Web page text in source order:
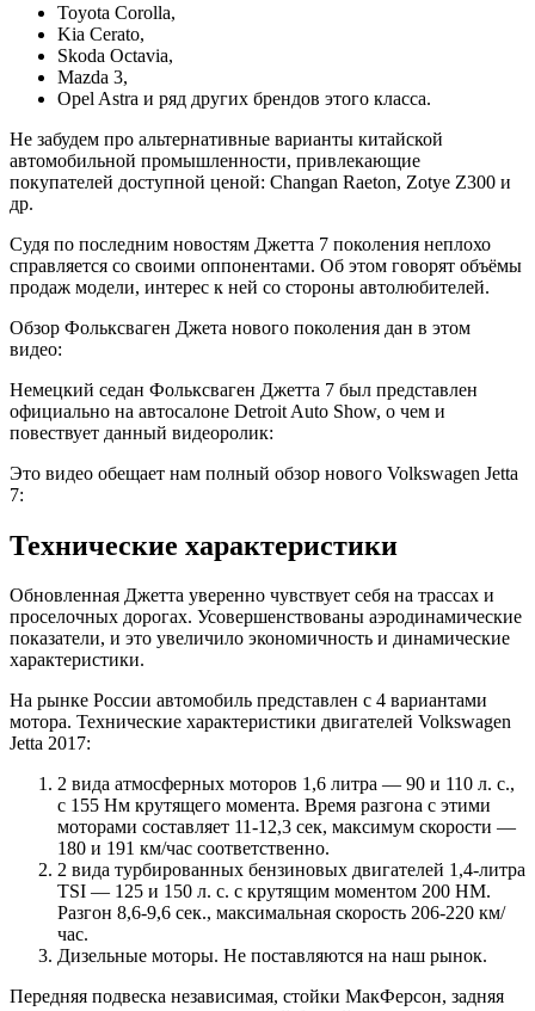
Toyota Corolla,
Kia Cerato,
Skoda Octavia,
Mazda 3,
Opel Astra и ряд других брендов этого класса.
Не забудем про альтернативные варианты китайской
автомобильной промышленности, привлекающие
покупателей доступной ценой: Changan Raeton, Zotye Z300 и
др.
Судя по последним новостям Джетта 7 поколения неплохо
справляется со своими оппонентами. Об этом говорят объёмы
продаж модели, интерес к ней со стороны автолюбителей.
Обзор Фольксваген Джета нового поколения дан в этом
видео:
Немецкий седан Фольксваген Джетта 7 был представлен
официально на автосалоне Detroit Auto Show, о чем и
повествует данный видеоролик:
Это видео обещает нам полный обзор нового Volkswagen Jetta
7:
Технические характеристики
Обновленная Джетта уверенно чувствует себя на трассах и
проселочных дорогах. Усовершенствованы аэродинамические
показатели, и это увеличило экономичность и динамические
характеристики.
На рынке России автомобиль представлен с 4 вариантами
мотора. Технические характеристики двигателей Volkswagen
Jetta 2017:
2 вида атмосферных моторов 1,6 литра — 90 и 110 л. с.,
с 155 Нм крутящего момента. Время разгона с этими
моторами составляет 11-12,3 сек, максимум скорости —
180 и 191 км/час соответственно.
2 вида турбированных бензиновых двигателей 1,4-литра
TSI — 125 и 150 л. с. с крутящим моментом 200 НМ.
Разгон 8,6-9,6 сек., максимальная скорость 206-220 км/
час.
Дизельные моторы. Не поставляются на наш рынок.
Передняя подвеска независимая, стойки МакФерсон, задняя